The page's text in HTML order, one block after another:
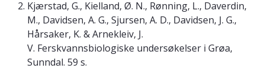
Kjærstad, G., Kielland, Ø. N., Rønning, L., Daverdin,
M., Davidsen, A. G., Sjursen, A. D., Davidsen, J. G.,
Hårsaker, K. & Arnekleiv, J.
V. Ferskvannsbiologiske undersøkelser i Grøa,
Sunndal. 59 s.